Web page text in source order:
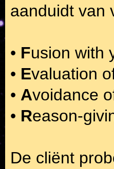
aanduidt van
• Fusion with
• Evaluation
• Avoidance
• Reason-
De cliënt